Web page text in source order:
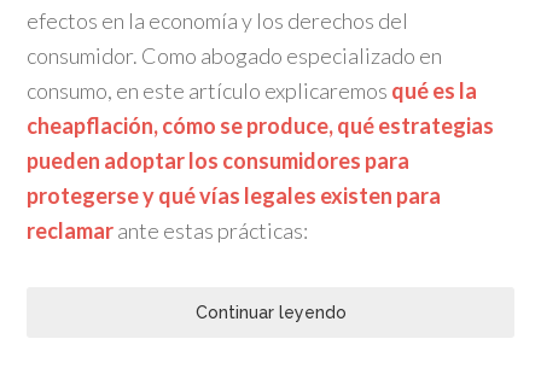
efectos en la economía y los derechos del
consumidor. Como abogado especializado en
consumo, en este artículo explicaremos qué es la
cheapflación, cómo se produce, qué estrategias
pueden adoptar los consumidores para
protegerse y qué vías legales existen para
reclamarante estas prácticas:
Continuar leyendo